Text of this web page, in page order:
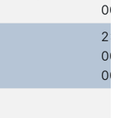
001
001